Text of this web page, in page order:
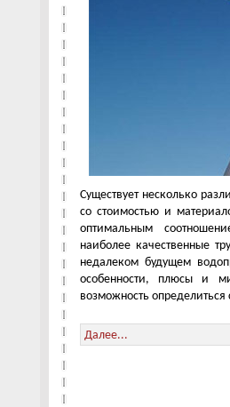
Существует несколько
со стоимостью и
оптимальным
наиболее качественные
недалеком будущем
особенности, плюсы и
возможность
Далее...